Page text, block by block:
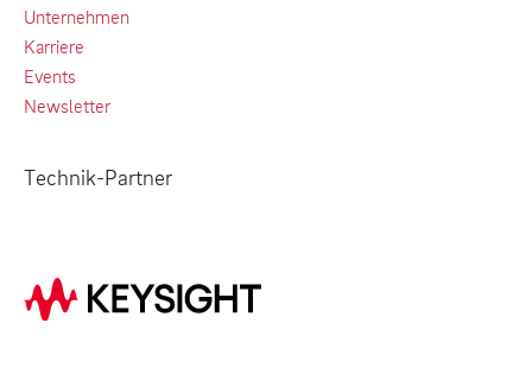
Unternehmen
Karriere
Events
Newsletter
Technik-Partner